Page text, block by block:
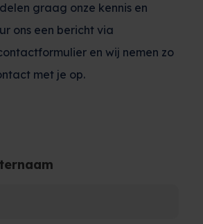
graag onze kennis en
ons een bericht via
en wij nemen zo
met je op.